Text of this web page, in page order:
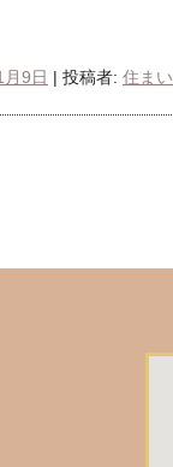
9日 | 投稿者: 住ま